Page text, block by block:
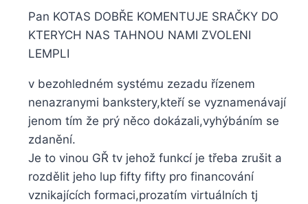
Pan KOTAS DOBŘE KOMENTUJE SRAČKY DO
KTERYCH NAS TAHNOU NAMI ZVOLENI
LEMPLI
v bezohledném systému zezadu řízenem
nenazranymi bankstery,kteří se vyznamenávají
jenom tím že prý něco dokázali,vyhýbáním se
zdanění.
Je to vinou GŘ tv jehož funkcí je třeba zrušit a
rozdělit jeho lup fifty fifty pro financování
vznikajících formaci,prozatím virtuálních tj